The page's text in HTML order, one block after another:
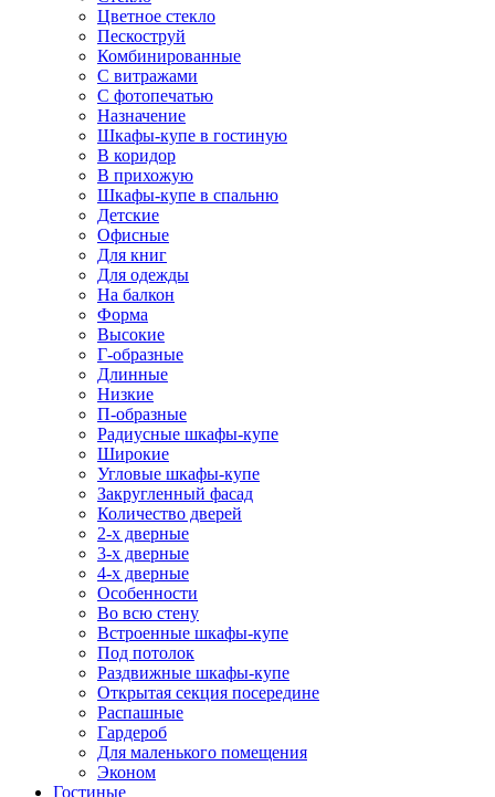
Цветное стекло
Пескоструй
Комбинированные
С витражами
С фотопечатью
Назначение
Шкафы-купе в гостиную
В коридор
В прихожую
Шкафы-купе в спальню
Детские
Офисные
Для книг
Для одежды
На балкон
Форма
Высокие
Г-образные
Длинные
Низкие
П-образные
Радиусные шкафы-купе
Широкие
Угловые шкафы-купе
Закругленный фасад
Количество дверей
2-х дверные
3-х дверные
4-х дверные
Особенности
Во всю стену
Встроенные шкафы-купе
Под потолок
Раздвижные шкафы-купе
Открытая секция посередине
Распашные
Гардероб
Для маленького помещения
Эконом
Гостиные